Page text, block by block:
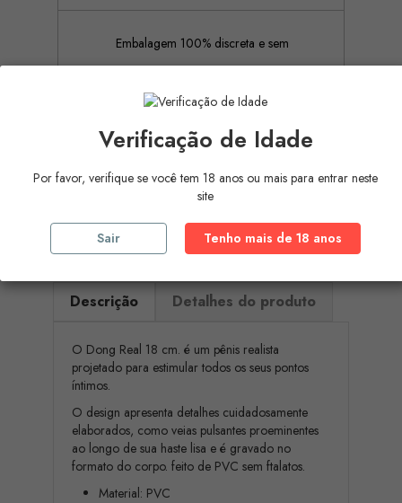
Embalagem 100% discreta e sem
Pagamento Seguro (Aceitamos
pagamento por referência Multibanco, Mbway
Descrição Detalhes do produto
O Dong Real 18 cm. é um pênis realista
projetado para estimular todos os seus pontos
íntimos.
O design apresenta detalhes cuidadosamente
elaborados, como veias pulsantes proeminentes
ao longo de sua haste lisa e é gravado no
formato do corpo. feito de PVC sem ftalatos.
Material: PVC
Verificação de Idade
Por favor, verifique se você tem 18 anos ou mais para entrar neste
site
Sair Tenho mais de 18 anos